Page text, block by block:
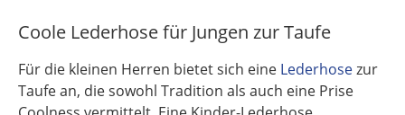
Coole Lederhose für Jungen zur Taufe
Für die kleinen Herren bietet sich eine Lederhosezur
Taufe an, die sowohl Tradition als auch eine Prise